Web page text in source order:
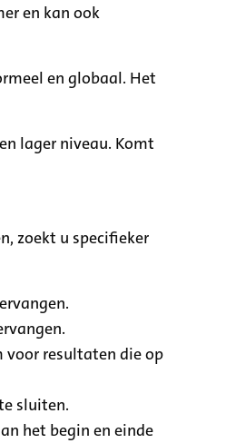
en kan ook
en globaal. Het
lager niveau. Komt
zoekt u specifieker
voor resultaten die op
sluiten.
het begin en einde